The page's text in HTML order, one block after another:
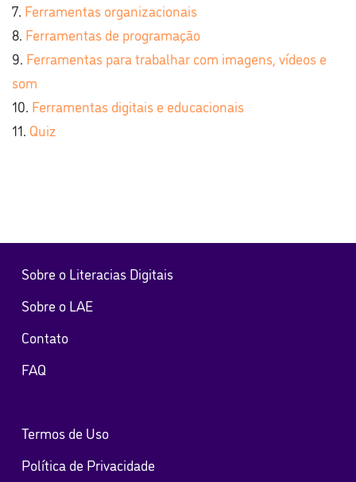
Ferramentas organizacionais
Ferramentas de programação
Ferramentas para trabalhar com imagens, vídeos e
som
Ferramentas digitais e educacionais
Quiz
Sobre o Literacias Digitais
Sobre o LAE
Contato
FAQ
Termos de Uso
Política de Privacidade